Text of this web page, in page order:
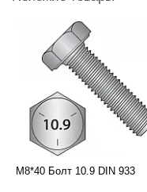
M8*40 Болт 10.9 DIN 933